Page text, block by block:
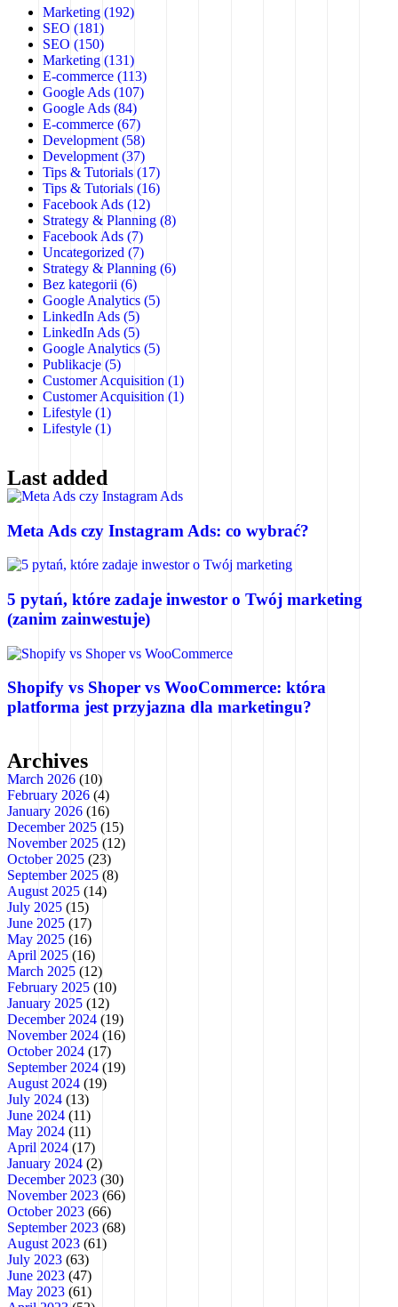
Marketing (192)
SEO (181)
SEO (150)
Marketing (131)
E-commerce (113)
Google Ads (107)
Google Ads (84)
E-commerce (67)
Development (58)
Development (37)
Tips & Tutorials (17)
Tips & Tutorials (16)
Facebook Ads (12)
Strategy & Planning (8)
Facebook Ads (7)
Uncategorized (7)
Strategy & Planning (6)
Bez kategorii (6)
Google Analytics (5)
LinkedIn Ads (5)
LinkedIn Ads (5)
Google Analytics (5)
Publikacje (5)
Customer Acquisition (1)
Customer Acquisition (1)
Lifestyle (1)
Lifestyle (1)
Last added
Meta Ads czy Instagram Ads: co wybrać?
5 pytań, które zadaje inwestor o Twój marketing
(zanim zainwestuje)
Shopify vs Shoper vs WooCommerce: która
platforma jest przyjazna dla marketingu?
Archives
March 2026 (10)
February 2026 (4)
January 2026 (16)
December 2025 (15)
November 2025 (12)
October 2025 (23)
September 2025 (8)
August 2025 (14)
July 2025 (15)
June 2025 (17)
May 2025 (16)
April 2025 (16)
March 2025 (12)
February 2025 (10)
January 2025 (12)
December 2024 (19)
November 2024 (16)
October 2024 (17)
September 2024 (19)
August 2024 (19)
July 2024 (13)
June 2024 (11)
May 2024 (11)
April 2024 (17)
January 2024 (2)
December 2023 (30)
November 2023 (66)
October 2023 (66)
September 2023 (68)
August 2023 (61)
July 2023 (63)
June 2023 (47)
May 2023 (61)